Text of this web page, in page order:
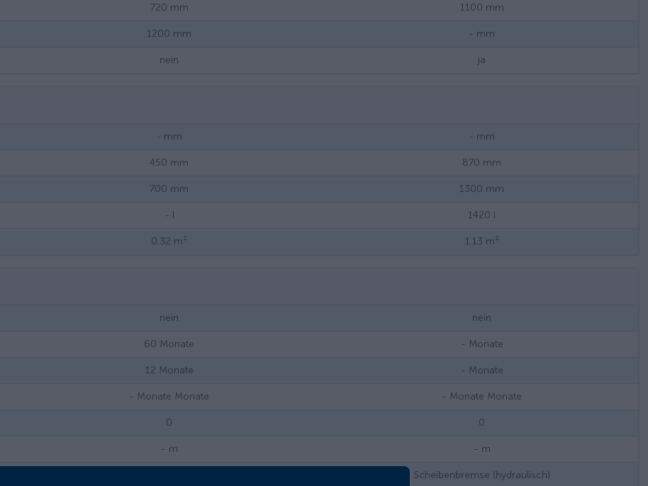
720 mm 1100 mm
1200 mm - mm
nein ja
- mm - mm
450 mm 870 mm
700 mm 1300 mm
- l 1420 l
0.32 m² 1.13 m²
nein nein
60 Monate - Monate
12 Monate - Monate
- Monate Monate - Monate Monate
0 0
- m - m
Scheibenbremse (hydraulisch)